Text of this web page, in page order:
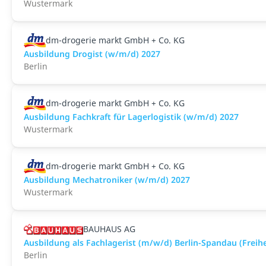
Wustermark
dm-drogerie markt GmbH + Co. KG
Ausbildung Drogist (w/m/d) 2027
Berlin
dm-drogerie markt GmbH + Co. KG
Ausbildung Fachkraft für Lagerlogistik (w/m/d) 2027
Wustermark
dm-drogerie markt GmbH + Co. KG
Ausbildung Mechatroniker (w/m/d) 2027
Wustermark
BAUHAUS AG
Ausbildung als Fachlagerist (m/w/d) Berlin-Spandau
Berlin